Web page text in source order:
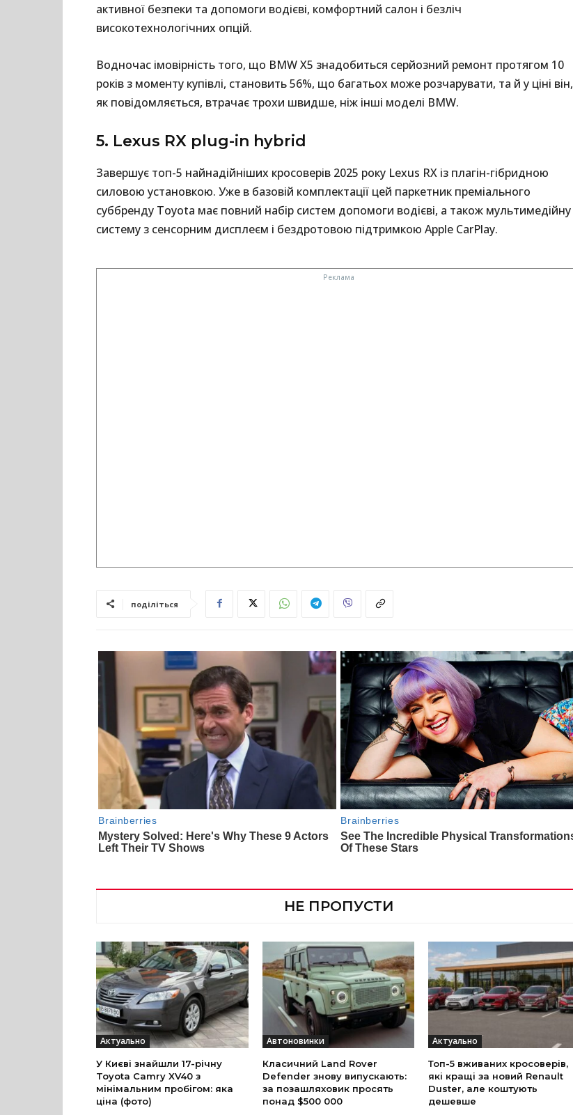
активної безпеки та допомоги водієві, комфортний салон і безліч
високотехнологічних опцій.
Водночас імовірність того, що BMW X5 знадобиться серйозний ремонт протягом 10
років з моменту купівлі, становить 56%, що багатьох може розчарувати, та й у ціні він,
як повідомляється, втрачає трохи швидше, ніж інші моделі BMW.
5. Lexus RX plug-in hybrid
Завершує топ-5 найнадійніших кросоверів 2025 року Lexus RX із плагін-гібридною
силовою установкою. Уже в базовій комплектації цей паркетник преміального
суббренду Toyota має повний набір систем допомоги водієві, а також мультимедійну
систему з сенсорним дисплеєм і бездротовою підтримкою Apple CarPlay.
поділіться
НЕ ПРОПУСТИ
Актуально
У Києві знайшли 17-річну
Toyota Camry XV40 з
мінімальним пробігом: яка
ціна (фото)
Автоновинки
Класичний Land Rover
Defender знову випускають:
за позашляховик просять
понад $500 000
Актуально
Топ-5 вживаних кросоверів,
які кращі за новий Renault
Duster, але коштують
дешевше